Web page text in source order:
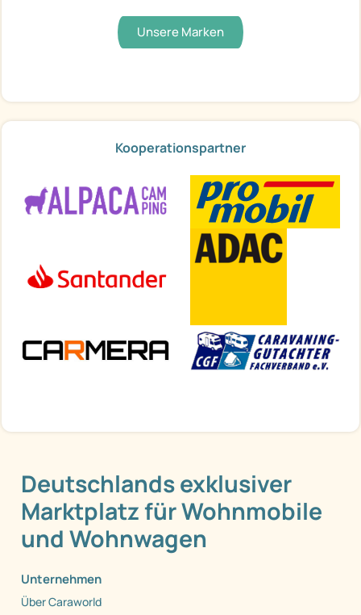
Unsere Marken
Kooperationspartner
Deutschlands exklusiver
Marktplatz für Wohnmobile
und Wohnwagen
Unternehmen
Über Caraworld